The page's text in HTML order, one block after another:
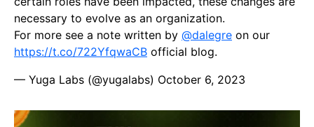
necessary to evolve as an organization.
For more see a note written by @dalegre on our
https://t.co/722YfqwaCB official blog.
— Yuga Labs (@yugalabs) October 6, 2023